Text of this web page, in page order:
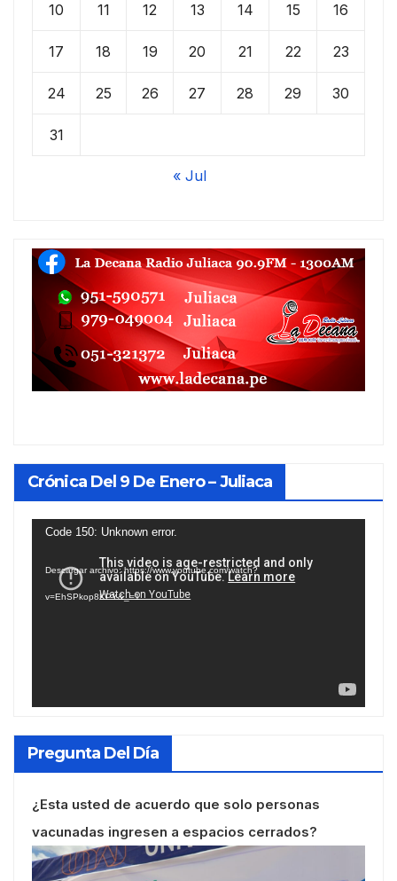
10 11 12 13 14 15 16
17 18 19 20 21 22 23
24 25 26 27 28 29 30
31
« Jul
Crónica Del 9 De Enero – Juliaca
Reproductor
vídeo
Code 150: Unknown error.
Descargar archivo: https://www.youtube.com/watch?
v=EhSPkop8KPY&_=1
Pregunta Del Día
¿Esta usted de acuerdo que solo personas
vacunadas ingresen a espacios cerrados?